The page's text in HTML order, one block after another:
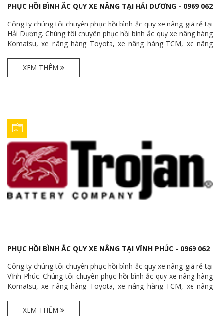
PHỤC HỒI BÌNH ẮC QUY XE NÂNG TẠI HẢI DƯƠNG - 0969 062
Công ty chúng tôi chuyên phục hồi bình ắc quy xe nâng giá rẻ tại
Hải Dương. Chúng tôi chuyên phục hồi bình ắc quy xe nâng hàng
Komatsu, xe nâng hàng Toyota, xe nâng hàng TCM, xe nâng
nâng hàng Huyndai với giá cả cạnh tranh.
XEM THÊM
PHỤC HỒI BÌNH ẮC QUY XE NÂNG TẠI VĨNH PHÚC - 0969 062
Công ty chúng tôi chuyên phục hồi bình ắc quy xe nâng giá rẻ tại
Vĩnh Phúc. Chúng tôi chuyên phục hồi bình ắc quy xe nâng hàng
Komatsu, xe nâng hàng Toyota, xe nâng hàng TCM, xe nâng
nâng hàng Huyndai với giá cả cạnh tranh.
XEM THÊM